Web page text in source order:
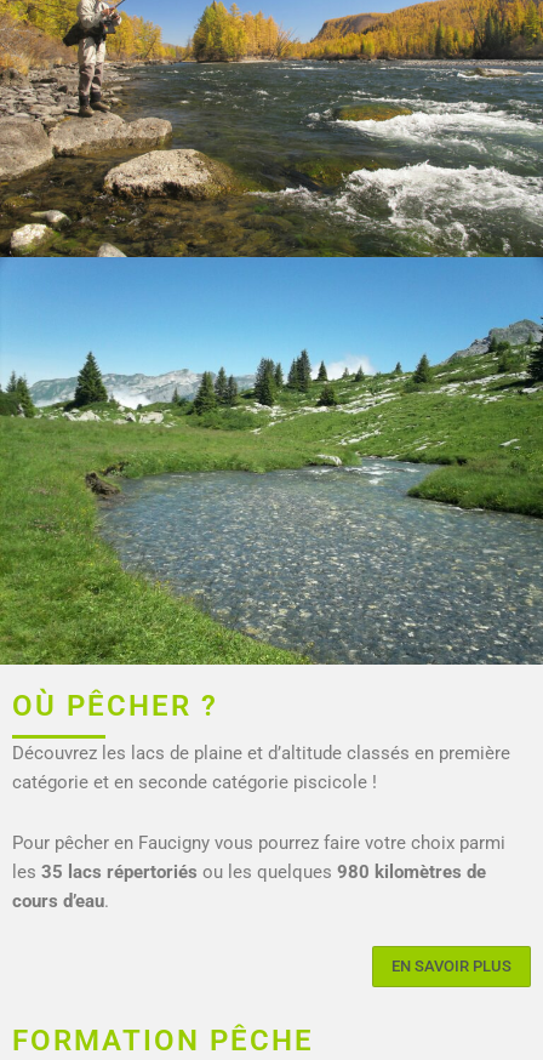
OÙ PÊCHER ?
Découvrez les lacs de plaine et d’altitude classés en première
catégorie et en seconde catégorie piscicole !
Pour pêcher en Faucigny vous pourrez faire votre choix parmi
les 35 lacs répertoriés ou les quelques 980 kilomètres de
cours d’eau.
EN SAVOIR PLUS
FORMATION PÊCHE